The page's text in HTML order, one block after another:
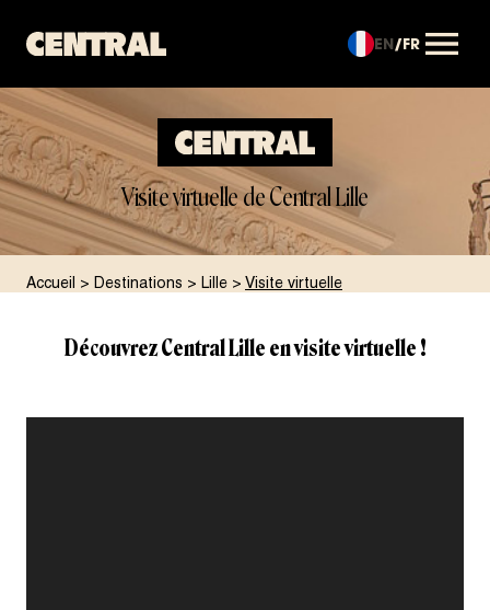
EN FR
Visite virtuelle de Central Lille
Accueil > Destinations > Lille > Visite virtuelle
Découvrez Central Lille en visite virtuelle !